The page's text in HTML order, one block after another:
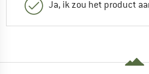
Ja, ik zou het product